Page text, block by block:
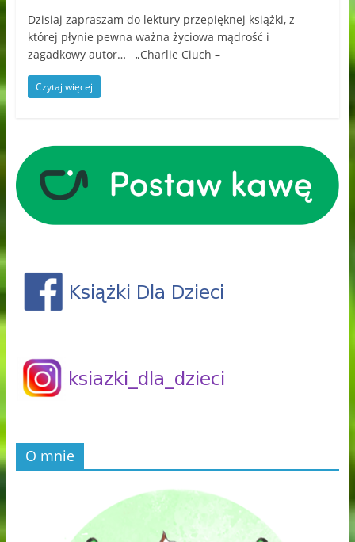
Dzisiaj zapraszam do lektury przepięknej książki, z
której płynie pewna ważna życiowa mądrość i
zagadkowy autor… „Charlie Ciuch –
Czytaj więcej
O mnie